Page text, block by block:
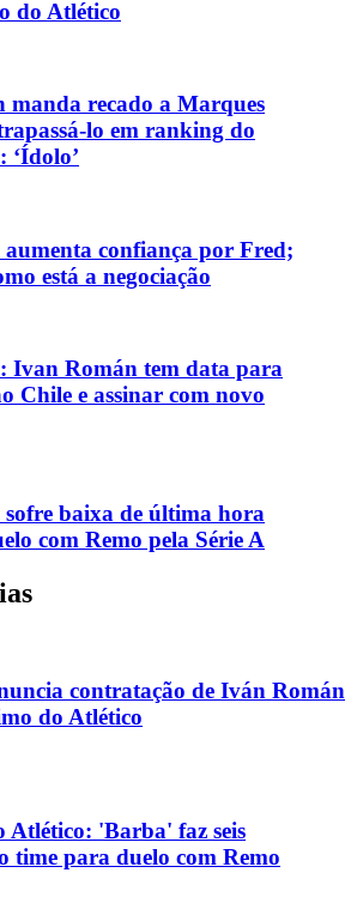
do Atlético
manda recado a Marques
lo em ranking do
‘Ídolo’
aumenta confiança por Fred;
está a negociação
Ivan Román tem data para
Chile e assinar com novo
baixa de última hora
com Remo pela Série A
contratação de Iván Román
do Atlético
Atlético: 'Barba' faz seis
time para duelo com Remo